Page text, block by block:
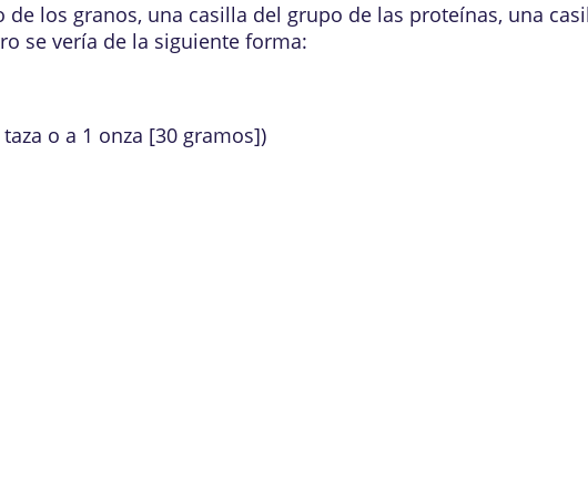
los granos, una casilla del grupo de las proteínas, una
se vería de la siguiente forma:
o a 1 onza [30 gramos])